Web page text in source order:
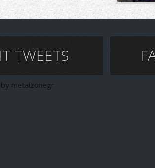
TWEETS
metalzonegr